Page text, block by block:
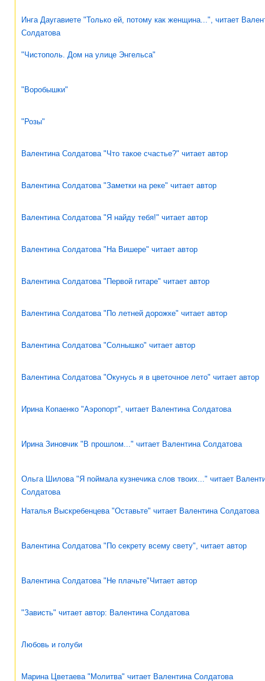
Инга Даугавиете "Только ей, потому как женщина...", читает
Солдатова
"Чистополь. Дом на улице Энгельса"
"Воробышки"
"Розы"
Валентина Солдатова "Что такое счастье?" читает автор
Валентина Солдатова "Заметки на реке" читает автор
Валентина Солдатова "Я найду тебя!" читает автор
Валентина Солдатова "На Вишере" читает автор
Валентина Солдатова "Первой гитаре" читает автор
Валентина Солдатова "По летней дорожке" читает автор
Валентина Солдатова "Солнышко" читает автор
Валентина Солдатова "Окунусь я в цветочное лето" читает автор
Ирина Копаенко "Аэропорт", читает Валентина Солдатова
Ирина Зиновчик "В прошлом..." читает Валентина Солдатова
Ольга Шилова "Я поймала кузнечика слов твоих..." читает
Солдатова
Наталья Выскребенцева "Оставьте" читает Валентина Солдатова
Валентина Солдатова "По секрету всему свету", читает автор
Валентина Солдатова "Не плачьте"Читает автор
"Зависть" читает автор: Валентина Солдатова
Любовь и голуби
Марина Цветаева "Молитва" читает Валентина Солдатова